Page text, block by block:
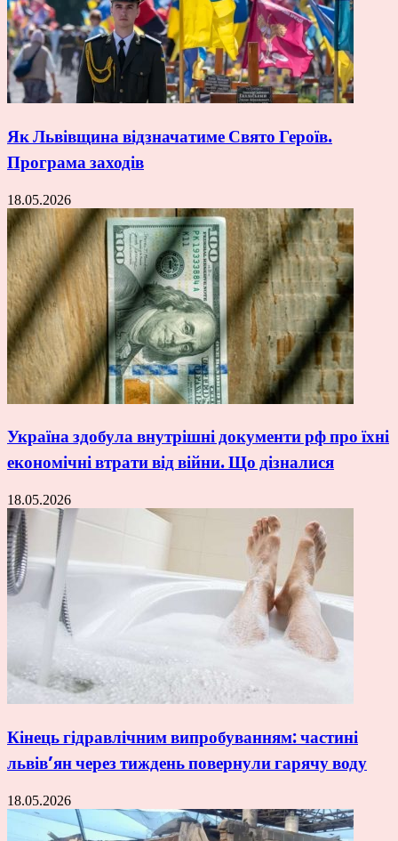
Як Львівщина відзначатиме Свято Героїв.
Програма заходів
18.05.2026
Україна здобула внутрішні документи рф про їхні
економічні втрати від війни. Що дізналися
18.05.2026
Кінець гідравлічним випробуванням: частині
львів’ян через тиждень повернули гарячу воду
18.05.2026